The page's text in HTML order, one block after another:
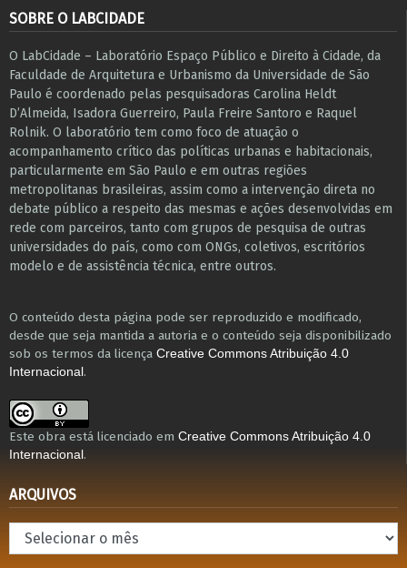
SOBRE O LABCIDADE
O LabCidade – Laboratório Espaço Público e Direito à Cidade, da
Faculdade de Arquitetura e Urbanismo da Universidade de São
Paulo é coordenado pelas pesquisadoras Carolina Heldt
D’Almeida, Isadora Guerreiro, Paula Freire Santoro e Raquel
Rolnik. O laboratório tem como foco de atuação o
acompanhamento crítico das políticas urbanas e habitacionais,
particularmente em São Paulo e ​em outras regiões
metropolitanas brasileiras, assim como a intervenção direta no
debate público a respeito das mesmas e ações desenvolvidas em
r​e​de com parceiros, tanto com grupos de pesquisa ​de outras
universidades do país, como com ONGs, coletivos, escritórios
modelo e de assistência técnica​, entre outros​.
O conteúdo desta página pode ser reproduzido e modificado,
desde que seja mantida a autoria e o conteúdo seja disponibilizado
sob os termos da licença Creative Commons Atribuição 4.0
Internacional .
Este obra está licenciado em Creative Commons Atribuição 4.0
Internacional .
ARQUIVOS
Arquivos